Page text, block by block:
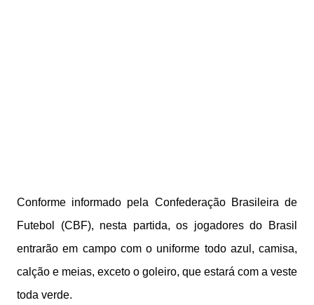
Conforme informado pela Confederação Brasileira de
Futebol (CBF), nesta partida, os jogadores do Brasil
entrarão em campo com o uniforme todo azul, camisa,
calção e meias, exceto o goleiro, que estará com a veste
toda verde.